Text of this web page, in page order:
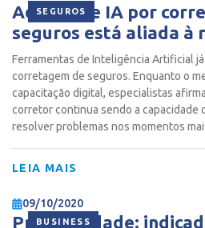
SEGUROS
Adoção de IA por
seguros está aliada à
talentos, mostra
Ferramentas de Inteligência Artificial
corretagem de seguros. Enquanto o
capacitação digital, especialistas
corretor continua sendo a capacidade
resolver problemas nos momentos
LEIA MAIS
BUSINESS
09/10/2020
Produtividade: